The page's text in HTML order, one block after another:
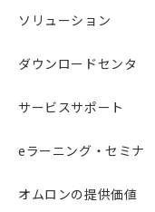
ソリューション
ダウンロードセンタ
サービスサポート
eラーニング・セミナ
オムロンの提供価値